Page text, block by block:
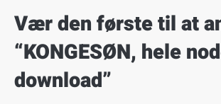
Vær den første til at
“KONGESØN, hele
download”